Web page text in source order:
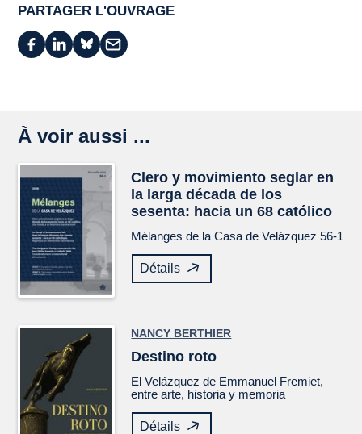
PARTAGER L'OUVRAGE
À voir aussi ...
Clero y movimiento seglar en
la larga década de los
sesenta: hacia un 68 católico
Mélanges de la Casa de Velázquez 56-1
Détails
NANCY BERTHIER
Destino roto
ElVelázquez de Emmanuel Fremiet,
entre arte, historia y memoria
Détails